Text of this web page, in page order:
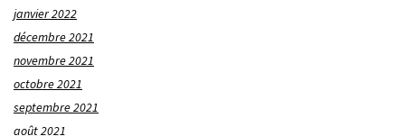
janvier 2022
décembre 2021
novembre 2021
octobre 2021
septembre 2021
août 2021